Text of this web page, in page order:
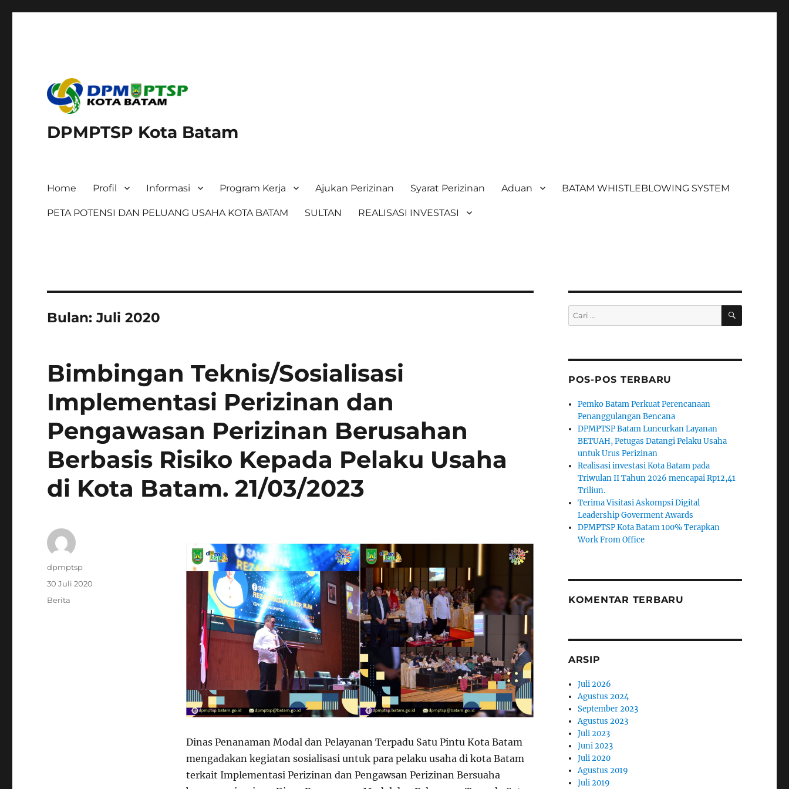
DPMPTSP Kota Batam
Home Profil Informasi Program Kerja Ajukan Perizinan Syarat Perizinan Aduan BATAM WHISTLEBLOWING SYSTEM
PETA POTENSI DAN PELUANG USAHA KOTA BATAM SULTAN REALISASI INVESTASI
Bulan:Juli 2020
Bimbingan Teknis/Sosialisasi
Implementasi Perizinan dan
Pengawasan Perizinan Berusahan
Berbasis Risiko Kepada Pelaku Usaha
di Kota Batam. 21/03/2023
Dinas Penanaman Modal dan Pelayanan Terpadu Satu Pintu Kota Batam
mengadakan kegiatan sosialisasi untuk para pelaku usaha di kota Batam
terkait Implementasi Perizinan dan Pengawsan Perizinan Bersuaha
Penulis
dpmptsp
Diposkan
pada
30 Juli 2020
Kategori
Berita
Pencarian
untuk:
CARI
POS-POS TERBARU
Pemko Batam Perkuat Perencanaan
Penanggulangan Bencana
DPMPTSP Batam Luncurkan Layanan
BETUAH, Petugas Datangi Pelaku Usaha
untuk Urus Perizinan
Realisasi investasi Kota Batam pada
Triwulan II Tahun 2026 mencapai Rp12,41
Triliun.
Terima Visitasi Askompsi Digital
Leadership Goverment Awards
DPMPTSP Kota Batam 100% Terapkan
Work From Office
KOMENTAR TERBARU
ARSIP
Juli 2026
Agustus 2024
September 2023
Agustus 2023
Juli 2023
Juni 2023
Juli 2020
Agustus 2019
Juli 2019